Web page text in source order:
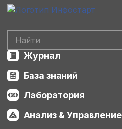
Журнал
База знаний
Лаборатория
Анализ & Управление